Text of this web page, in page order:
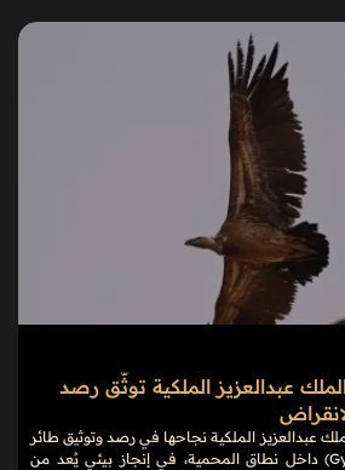
عبدالعزيز الملكية توثّق رصد
عبدالعزيز الملكية نجاحها في رصد وتوثيق طائر
نسر روبّل (Gyps rueppellii) داخل نطاق المحمية، في إنجاز بيئي يُعد من